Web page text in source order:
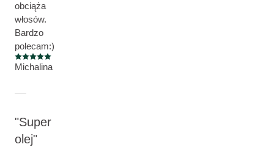
obciąża
włosów.
Bardzo
polecam:)
Current rating: 5 out of 5 stars
Michalina
Super
olej